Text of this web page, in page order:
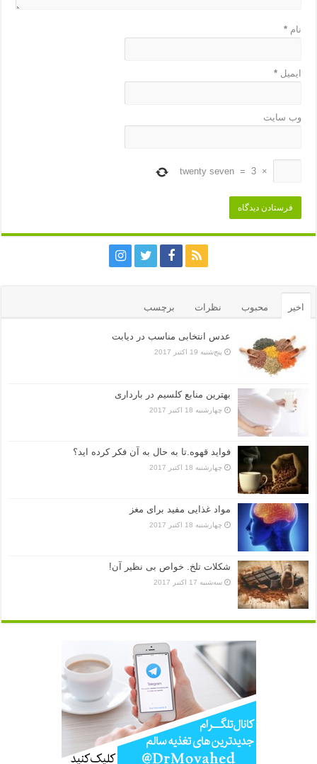
نام*
ایمیل*
وب‌ سایت
×
3
=
twenty seven
اخیر محبوب نظرات برچسب
عدس انتخابی مناسب در دیابت
پنج‌شنبه 19 اکتبر 2017
بهترین منابع کلسیم در بارداری
چهارشنبه 18 اکتبر 2017
فواید قهوه.تا به حال به آن فکر کرده اید؟
چهارشنبه 18 اکتبر 2017
مواد غذایی مفید برای مغز
چهارشنبه 18 اکتبر 2017
شکلات تلخ. خواص بی نظیر آن!
سه‌شنبه 17 اکتبر 2017